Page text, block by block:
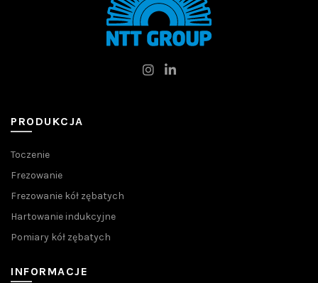
PRODUKCJA
Toczenie
Frezowanie
Frezowanie kół zębatych
Hartowanie indukcyjne
Pomiary kół zębatych
INFORMACJE